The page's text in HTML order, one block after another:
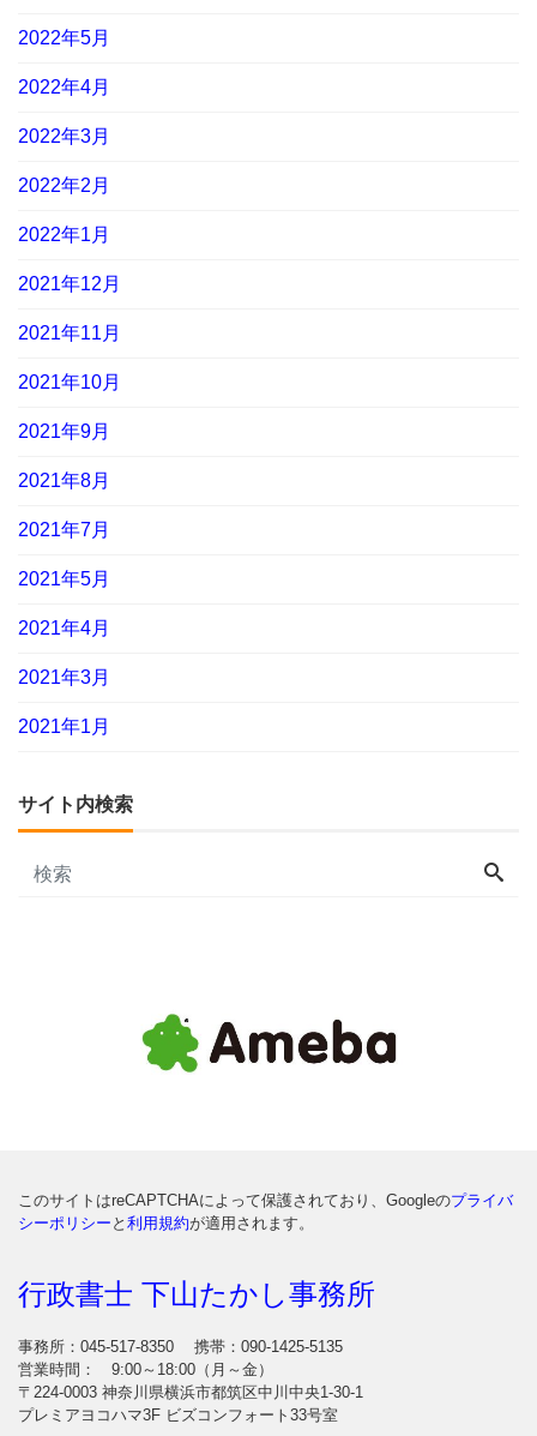
2022年5月
2022年4月
2022年3月
2022年2月
2022年1月
2021年12月
2021年11月
2021年10月
2021年9月
2021年8月
2021年7月
2021年5月
2021年4月
2021年3月
2021年1月
サイト内検索
このサイトはreCAPTCHAによって保護されており、Googleのプライバ
シーポリシー と 利用規約が適用されます。
行政書士 下山たかし事務所
事務所：045-517-8350
携帯：090-1425-5135
営業時間： 9:00～18:00（月～金）
〒224-0003 神奈川県横浜市都筑区中川中央1-30-1
プレミアヨコハマ3F ビズコンフォート33号室